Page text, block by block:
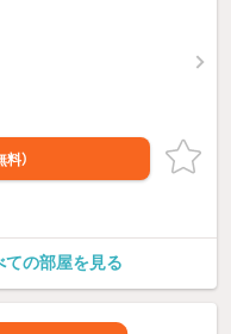
料）
ての部屋を見る